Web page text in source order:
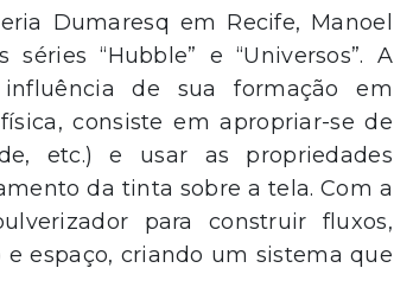
Dumaresq em Recife, Manoel
“Hubble” e “Universos”. A
de sua formação em
consiste em apropriar-se de
etc.) e usar as propriedades
da tinta sobre a tela. Com a
para construir fluxos,
espaço, criando um sistema que